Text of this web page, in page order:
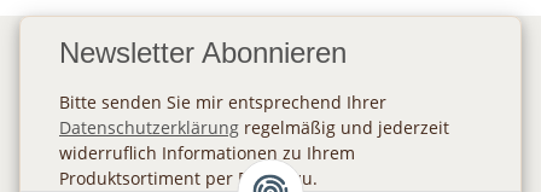
Newsletter Abonnieren
Bitte senden Sie mir entsprechend Ihrer
Datenschutzerklärung regelmäßig und jederzeit
widerruflich Informationen zu Ihrem
Produktsortiment per E-Mail zu.